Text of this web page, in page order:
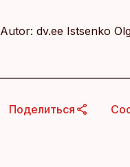
Autor: dv.ee Istsenko
Поделиться